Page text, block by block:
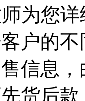
为您详
户的
信息
货后